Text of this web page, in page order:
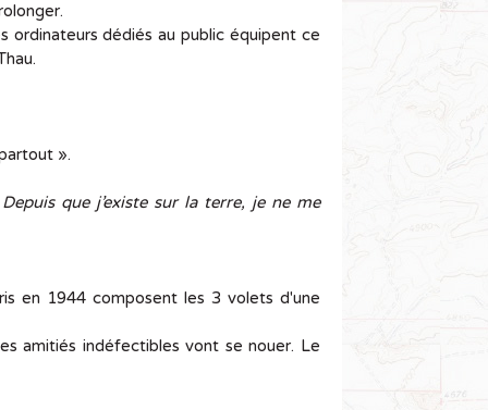
ordinateurs dédiés au public équipent ce
».
que j’existe sur la terre, je ne me
en 1944 composent les 3 volets d'une
amitiés indéfectibles vont se nouer. Le